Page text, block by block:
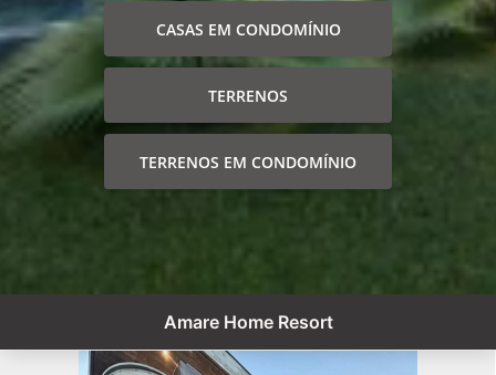
CASAS EM CONDOMÍNIO
TERRENOS
TERRENOS EM CONDOMÍNIO
Amare Home Resort